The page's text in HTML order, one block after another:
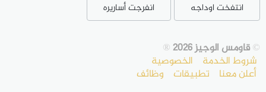
انتفخت اوداجه
انفرجت أساريره
©قاومس الوجيز 2026 ®
شروط الخدمة الخصوصية
أعلن معنا تطبيقات وظائف